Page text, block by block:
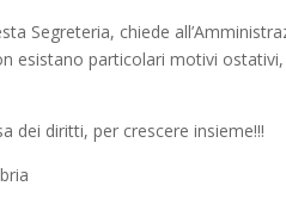
Segreteria, chiede
esistano particolari motivi
dei diritti, per crescere insieme!!!